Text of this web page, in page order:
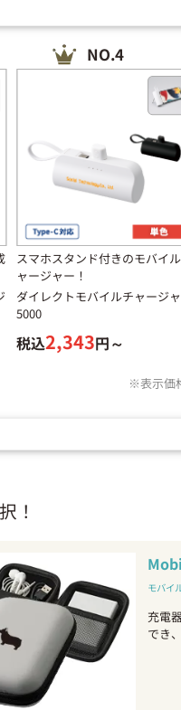
NO.4
スマホスタンド付きのモバイ
ャージャー！
ダイレクトモバイルチャージ
5000
税込2,343円～
※表示価
！
モバイ
充電
でき